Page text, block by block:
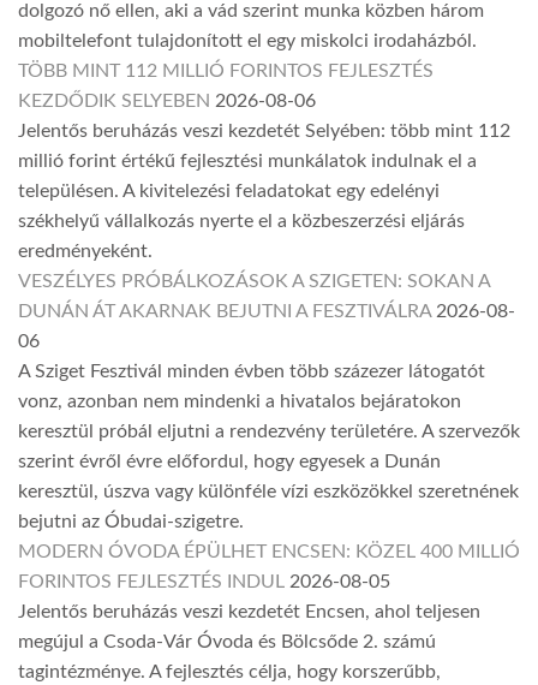
dolgozó nő ellen, aki a vád szerint munka közben három
mobiltelefont tulajdonított el egy miskolci irodaházból.
TÖBB MINT 112 MILLIÓ FORINTOS FEJLESZTÉS
KEZDŐDIK SELYEBEN 2026-08-06
Jelentős beruházás veszi kezdetét Selyében: több mint 112
millió forint értékű fejlesztési munkálatok indulnak el a
településen. A kivitelezési feladatokat egy edelényi
székhelyű vállalkozás nyerte el a közbeszerzési eljárás
eredményeként.
VESZÉLYES PRÓBÁLKOZÁSOK A SZIGETEN: SOKAN A
DUNÁN ÁT AKARNAK BEJUTNI A FESZTIVÁLRA 2026-08-
06
A Sziget Fesztivál minden évben több százezer látogatót
vonz, azonban nem mindenki a hivatalos bejáratokon
keresztül próbál eljutni a rendezvény területére. A szervezők
szerint évről évre előfordul, hogy egyesek a Dunán
keresztül, úszva vagy különféle vízi eszközökkel szeretnének
bejutni az Óbudai-szigetre.
MODERN ÓVODA ÉPÜLHET ENCSEN: KÖZEL 400 MILLIÓ
FORINTOS FEJLESZTÉS INDUL 2026-08-05
Jelentős beruházás veszi kezdetét Encsen, ahol teljesen
megújul a Csoda-Vár Óvoda és Bölcsőde 2. számú
tagintézménye. A fejlesztés célja, hogy korszerűbb,